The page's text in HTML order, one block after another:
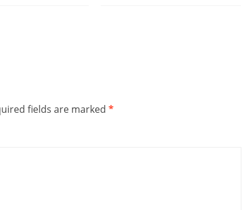
fields are marked *